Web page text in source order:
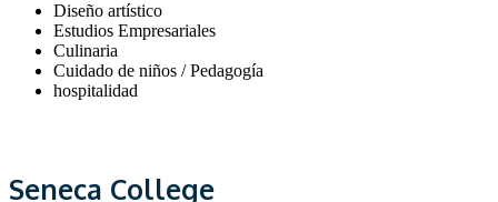
Diseño artístico
Estudios Empresariales
Culinaria
Cuidado de niños / Pedagogía
hospitalidad
Seneca College